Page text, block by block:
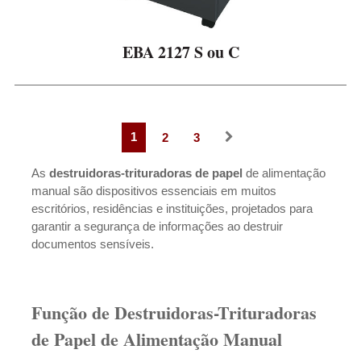
EBA 2127 S ou C
1 2 3
As destruidoras-trituradoras de papel de alimentação
manual são dispositivos essenciais em muitos
escritórios, residências e instituições, projetados para
garantir a segurança de informações ao destruir
documentos sensíveis.
Função de Destruidoras-Trituradoras
de Papel de Alimentação Manual